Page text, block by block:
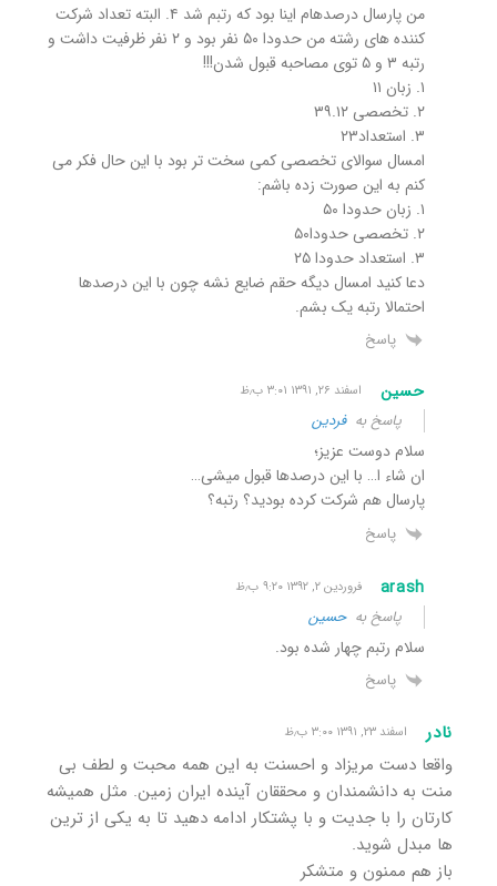
من پارسال درصدهام اینا بود که رتبم شد ۴. البته تعداد شرکت
کننده های رشته من حدودا ۵۰ نفر بود و ۲ نفر ظرفیت داشت و
رتبه ۳ و ۵ توی مصاحبه قبول شدن!!!
۱. زبان ۱۱
۲. تخصصی ۳۹.۱۲
۳. استعداد۲۳
امسال سوالای تخصصی کمی سخت تر بود با این حال فکر می
کنم به این صورت زده باشم:
۱. زبان حدودا ۵۰
۲. تخصصی حدودا۵۰
۳. استعداد حدودا ۲۵
دعا کنید امسال دیگه حقم ضایع نشه چون با این درصدها
احتمالا رتبه یک بشم.
پاسخ
حسین اسفند ۲۶, ۱۳۹۱ ۳:۰۱ ب٫ظ
پاسخ بهفردین
سلام دوست عزیز؛
ان شاء ا… با این درصدها قبول میشی…
پارسال هم شرکت کرده بودید؟ رتبه؟
پاسخ
arash فروردین ۲, ۱۳۹۲ ۹:۲۰ ب٫ظ
پاسخ بهحسین
سلام رتبم چهار شده بود.
پاسخ
نادر اسفند ۲۳, ۱۳۹۱ ۳:۰۰ ب٫ظ
واقعا دست مریزاد و احسنت به این همه محبت و لطف بی
منت به دانشمندان و محققان آینده ایران زمین. مثل همیشه
کارتان را با جدیت و با پشتکار ادامه دهید تا به یکی از ترین
ها مبدل شوید.
باز هم ممنون و متشکر